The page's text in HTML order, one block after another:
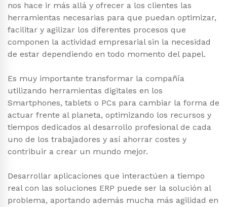
nos hace ir más allá y ofrecer a los clientes las
herramientas necesarias para que puedan optimizar,
facilitar y agilizar los diferentes procesos que
componen la actividad empresarial sin la necesidad
de estar dependiendo en todo momento del papel.
Es muy importante transformar la compañía
utilizando herramientas digitales en los
Smartphones, tablets o PCs para cambiar la forma de
actuar frente al planeta, optimizando los recursos y
tiempos dedicados al desarrollo profesional de cada
uno de los trabajadores y así ahorrar costes y
contribuir a crear un mundo mejor.
Desarrollar aplicaciones que interactúen a tiempo
real con las soluciones ERP puede ser la solución al
problema, aportando además mucha más agilidad en